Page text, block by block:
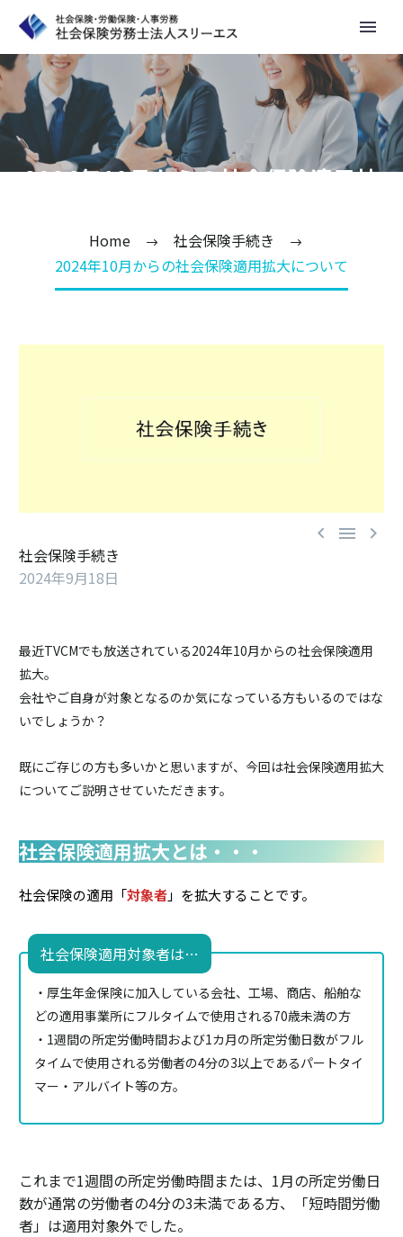
2024年10月からの社会保険適用拡
Home
社会保険手続き
2024年10月からの社会保険適用拡大について
  
社会保険手続き
2024年9月18日
最近TVCMでも放送されている2024年10月からの社会保険適用
拡大。
会社やご自身が対象となるのか気になっている方もいるのではな
いでしょうか？
既にご存じの方も多いかと思いますが、今回は社会保険適用拡大
についてご説明させていただきます。
社会保険適用拡大とは・・・
社会保険の適用「対象者」を拡大することです。
社会保険適用対象者は…
・厚生年金保険に加入している会社、工場、商店、船舶な
どの適用事業所にフルタイムで使用される70歳未満の方
・1週間の所定労働時間および1カ月の所定労働日数がフル
タイムで使用される労働者の4分の3以上であるパートタイ
マー・アルバイト等の方。
これまで1週間の所定労働時間または、1月の所定労働日
数が通常の労働者の4分の3未満である方、「短時間労働
者」は適用対象外でした。